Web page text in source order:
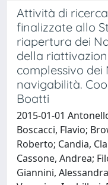
Attività di
finalizzate allo
riapertura dei
della
complessivo dei
navigabilità.
Boatti
2015-01-01
Boscacci, Flavio;
Roberto; Candia,
Cassone, Andrea;
Giannini,